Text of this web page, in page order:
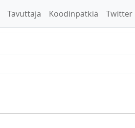
Tavuttaja Koodinpätkiä Twitter